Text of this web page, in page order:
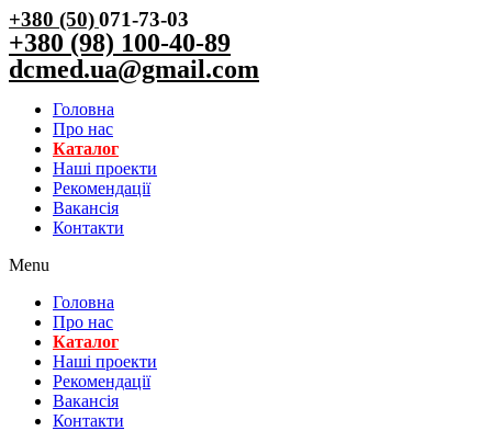
+380 (50)071-73-03
+380 (98) 100-40-89
dcmed.ua@gmail.com
Головна
Про нас
Каталог
Нашi проекти
Рекомендації
Вакансiя
Контакти
Menu
Головна
Про нас
Каталог
Нашi проекти
Рекомендації
Вакансiя
Контакти